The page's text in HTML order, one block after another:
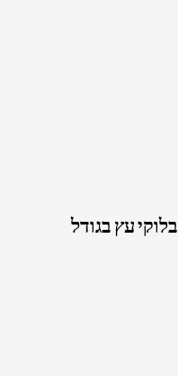
הדפסה על 7 בלוקי עץ בגודל